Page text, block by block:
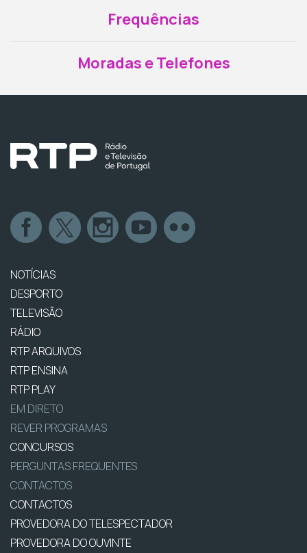
Frequências
Moradas e Telefones
NOTÍCIAS
DESPORTO
TELEVISÃO
RÁDIO
RTP ARQUIVOS
RTP ENSINA
RTP PLAY
EM DIRETO
REVER PROGRAMAS
CONCURSOS
PERGUNTAS FREQUENTES
CONTACTOS
CONTACTOS
PROVEDORA DO TELESPECTADOR
PROVEDORA DO OUVINTE